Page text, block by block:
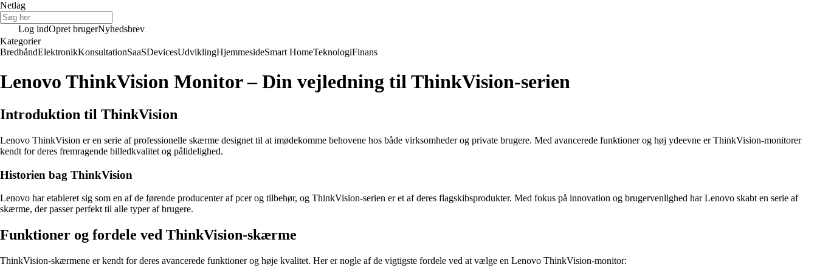
Netlag
Log indOpret brugerNyhedsbrev
Kategorier
BredbåndElektronikKonsultationSaaSDevicesUdviklingHjemmesideSmart HomeTeknologiFinans
Lenovo ThinkVision Monitor – Din vejledning til ThinkVision-serien
Introduktion til ThinkVision
Lenovo ThinkVision er en serie af professionelle skærme designet til at imødekomme behovene hos både virksomheder og private brugere. Med avancerede funktioner og høj ydeevne er ThinkVision-monitorer
kendt for deres fremragende billedkvalitet og pålidelighed.
Historien bag ThinkVision
Lenovo har etableret sig som en af de førende producenter af pcer og tilbehør, og ThinkVision-serien er et af deres flagskibsprodukter. Med fokus på innovation og brugervenlighed har Lenovo skabt en serie af
skærme, der passer perfekt til alle typer af brugere.
Funktioner og fordele ved ThinkVision-skærme
ThinkVision-skærmene er kendt for deres avancerede funktioner og høje kvalitet. Her er nogle af de vigtigste fordele ved at vælge en Lenovo ThinkVision-monitor: